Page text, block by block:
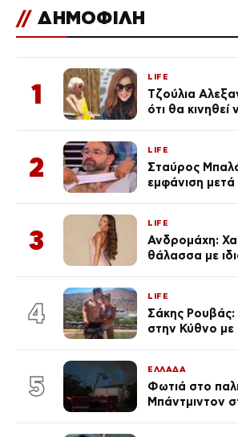
// ΔΗΜΟΦΙΛΗ
1
LIFE
Τζούλια
ότι θα κινηθεί
2
LIFE
Σταύρος
εμφάνιση
3
LIFE
Ανδρομάχη:
θάλασσα με
4
LIFE
Σάκης Ρουβάς:
στην Κύθνο με
5
ΕΛΛΑΔΑ
Φωτιά στο
Μπάντμιντον